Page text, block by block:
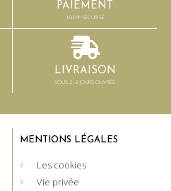
PAIEMENT
100% SÉCURISÉ
LIVRAISON
SOUS 2-3 JOURS OUVRÉS
MENTIONS LÉGALES
Les cookies
Vie privée